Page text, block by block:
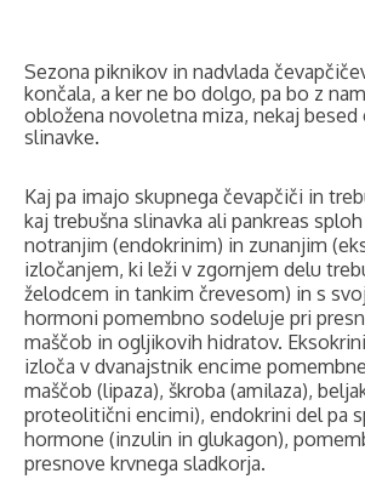
Sezona piknikov in nadvlada
končala, a ker ne bo dolgo, pa bo z
obložena novoletna miza, nekaj
slinavke.
Kaj pa imajo skupnega čevapčiči in
kaj trebušna slinavka ali pankreas sploh
notranjim (endokrinim) in zunanjim
izločanjem, ki leži v zgornjem delu
želodcem in tankim črevesom) in s
hormoni pomembno sodeluje pri
maščob in ogljikovih hidratov.
izloča v dvanajstnik encime
maščob (lipaza), škroba (amilaza),
proteolitični encimi), endokrini del pa
hormone (inzulin in glukagon),
presnove krvnega sladkorja.